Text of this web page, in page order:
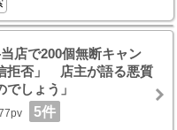
店で200個無断キャン
拒否」 店主が語る悪質
しょう」
5件